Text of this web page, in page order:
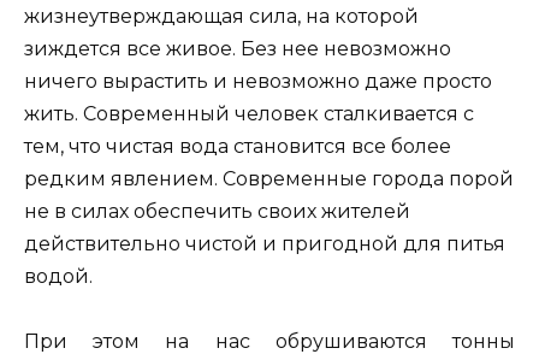
жизнеутверждающая сила, на которой
зиждется все живое. Без нее невозможно
ничего вырастить и невозможно даже просто
жить. Современный человек сталкивается с
тем, что чистая вода становится все более
редким явлением. Современные города порой
не в силах обеспечить своих жителей
действительно чистой и пригодной для питья
водой.
При этом на нас обрушиваются тонны